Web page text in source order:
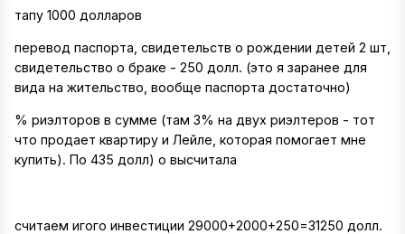
тапу 1000 долларов
перевод паспорта, свидетельств о рождении детей 2 шт,
свидетельство о браке - 250 долл. (это я заранее для
вида на жительство, вообще паспорта достаточно)
% риэлторов в сумме (там 3% на двух риэлтеров - тот
что продает квартиру и Лейле, которая помогает мне
купить). По 435 долл) о высчитала
считаем игого инвестиции 29000+2000+250=31250 долл.